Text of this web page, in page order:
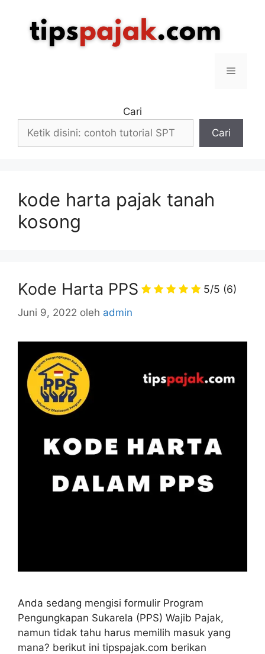
Menu
Cari
Cari
kode harta pajak tanah
kosong
Kode Harta PPS 5/5 (6)
Juni 9, 2022 oleh admin
Anda sedang mengisi formulir Program
Pengungkapan Sukarela (PPS) Wajib Pajak,
namun tidak tahu harus memilih masuk yang
mana? berikut ini tipspajak.com berikan